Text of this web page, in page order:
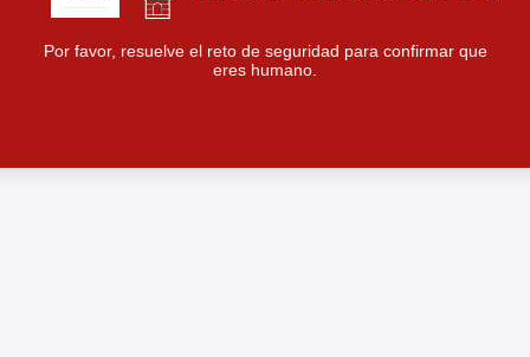
Por favor, resuelve el reto de seguridad para confirmar que
eres humano.